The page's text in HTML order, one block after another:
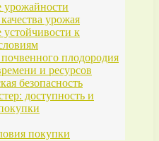
урожайности
урожая
устойчивости к
плодородия
и ресурсов
безопасность
доступность и
покупки